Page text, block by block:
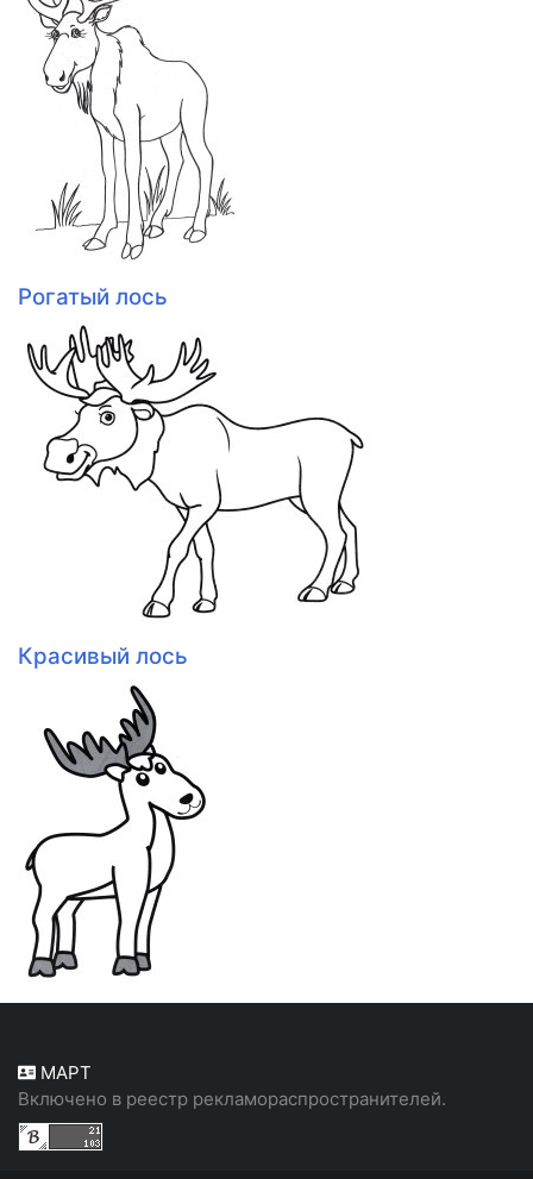
Рогатый лось
Красивый лось
МАРТ
Включено в реестр рекламораспространителей.